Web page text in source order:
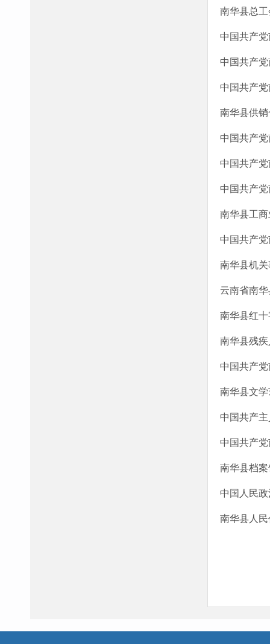
南华县总
中国共产
中国共产
中国共产
南华县供
中国共产
中国共产
中国共产
南华县工
中国共产
南华县机
云南省南
南华县红
南华县残
中国共产
南华县文
中国共产
中国共产
南华县档
中国人民
南华县人